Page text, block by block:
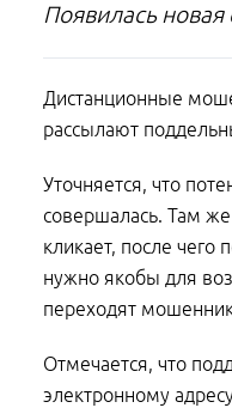
Появилась
Дистанционные
рассылают
Уточняется, что
совершалась. Там
кликает, после
нужно якобы для
переходят
Отмечается, что
электронному